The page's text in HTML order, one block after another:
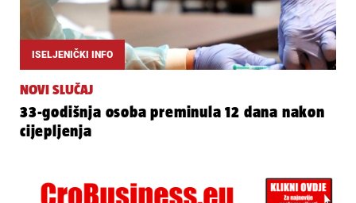
ISELJENIČKI INFO
NOVI SLUČAJ
33-godišnja osoba preminula 12 dana nakon
cijepljenja